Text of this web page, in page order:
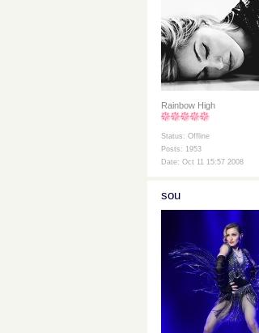
Rainbow High
Status: Offline
Posts: 1953
Date: Oct 11 15:57 2008
sou